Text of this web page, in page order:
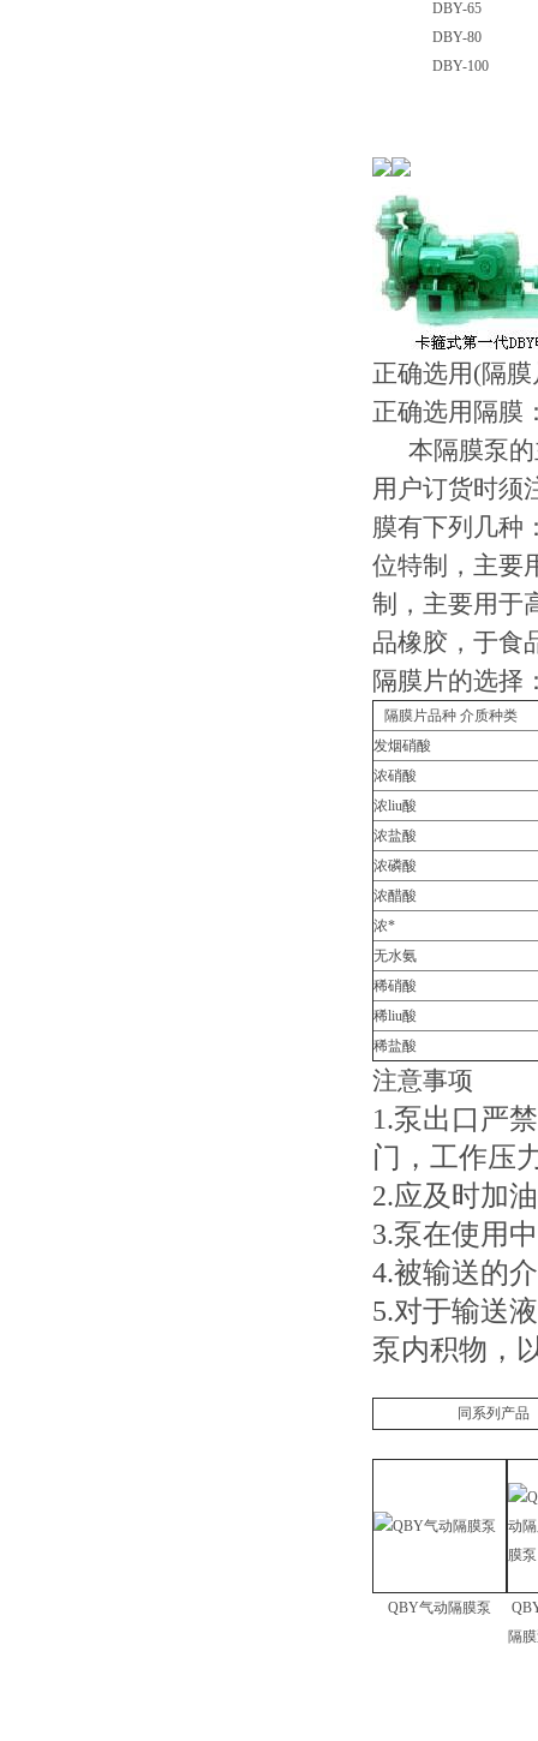
DBY-65
DBY-80
DBY-100
正确选用(隔
正确选用隔膜
本隔膜泵的
用户订货时须
膜有下列几种
位特制，主要
制，主要用于
品橡胶，于食
隔膜片的选择
隔膜片品种 介质种类
发烟硝酸
浓硝酸
浓liu酸
浓盐酸
浓磷酸
浓醋酸
浓*
无水氨
稀硝酸
稀liu酸
稀盐酸
注意事项
1.泵出口严
门，工作压
2.应及时加
3.泵在使用
4.被输送的
5.对于输送
泵内积物，
同系列产品
QBY气动隔膜泵
隔